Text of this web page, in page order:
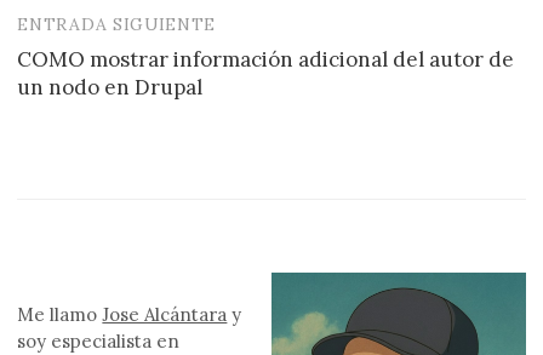
entradas
ENTRADA SIGUIENTE
COMO mostrar información adicional del autor de
un nodo en Drupal
Me llamoJose Alcántara y
soy especialista en